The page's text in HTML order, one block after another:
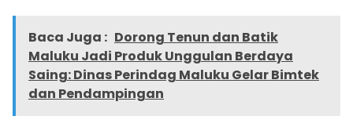
Baca Juga : Dorong Tenun dan Batik
Maluku Jadi Produk Unggulan Berdaya
Saing: Dinas Perindag Maluku Gelar Bimtek
dan Pendampingan